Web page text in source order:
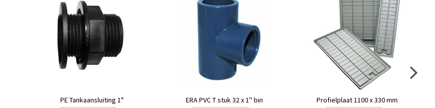
PE Tankaansluiting 1" ERA PVC T stuk 32 x 1'' bin Profielplaat 1100 x 330 mm